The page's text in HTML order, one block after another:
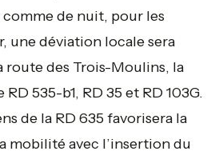
de nuit, pour les
une déviation locale sera
route des Trois-Moulins, la
535-b1, RD 35 et RD 103G.
de la RD 635 favorisera la
mobilité avec l’insertion du